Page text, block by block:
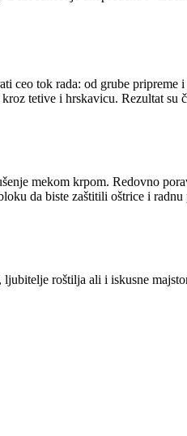
ceo tok rada: od grube
tetive i hrskavicu. Rezultat
mekom krpom. Redovno
da biste zaštitili oštrice i
roštilja ali i iskusne